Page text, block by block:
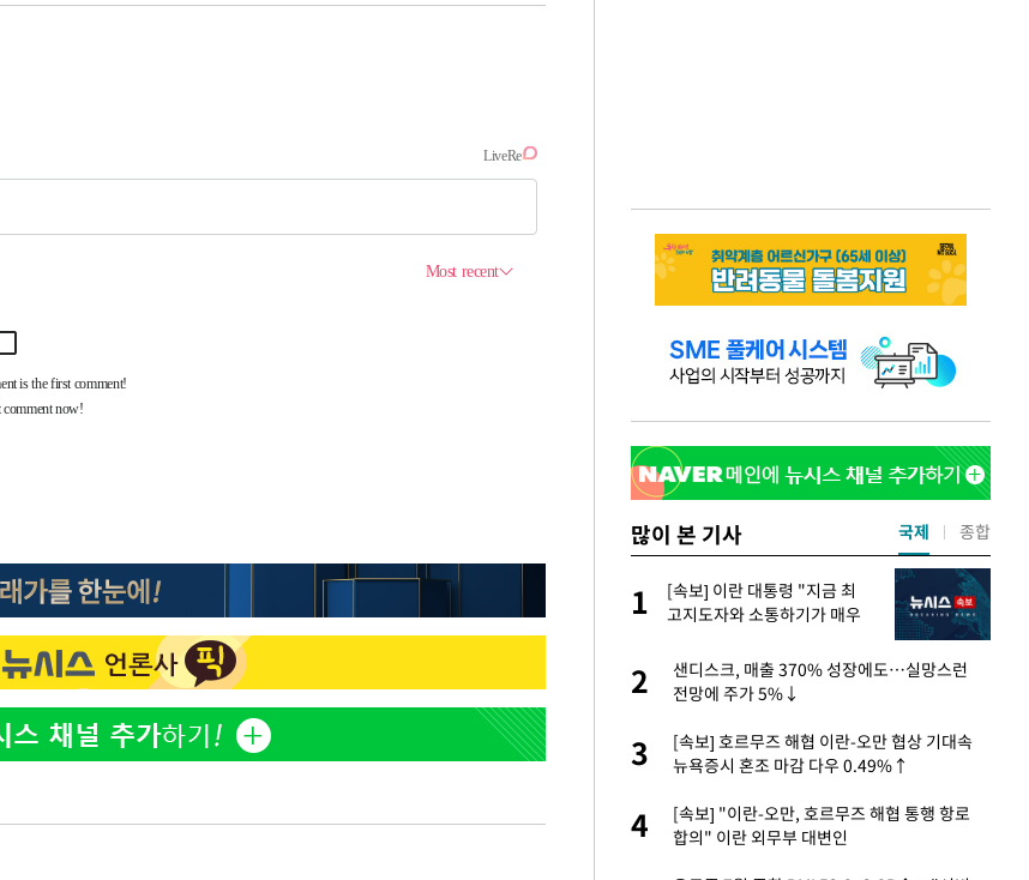
많이 본 기사
정웅인 첫째 딸, 연기자 지
망…또 배우 꿈꾸는 스타 2세
2
1000대 보급 추진
3
'첫 주연' 정준원 "심판대 올라…많이 걱정
돼"
4
1
[속보] 이란 대통령 "지금 최
고지도자와 소통하기가 매우
2
샌디스크, 매출 370% 성장에도…실망스런
전망에 주가 5%↓
3
[속보] 호르무즈 해협 이란-오만 협상 기대속
뉴욕증시 혼조 마감 다우 0.49%↑
4
[속보] "이란-오만, 호르무즈 해협 통행 항로
합의" 이란 외무부 대변인
국제 종합